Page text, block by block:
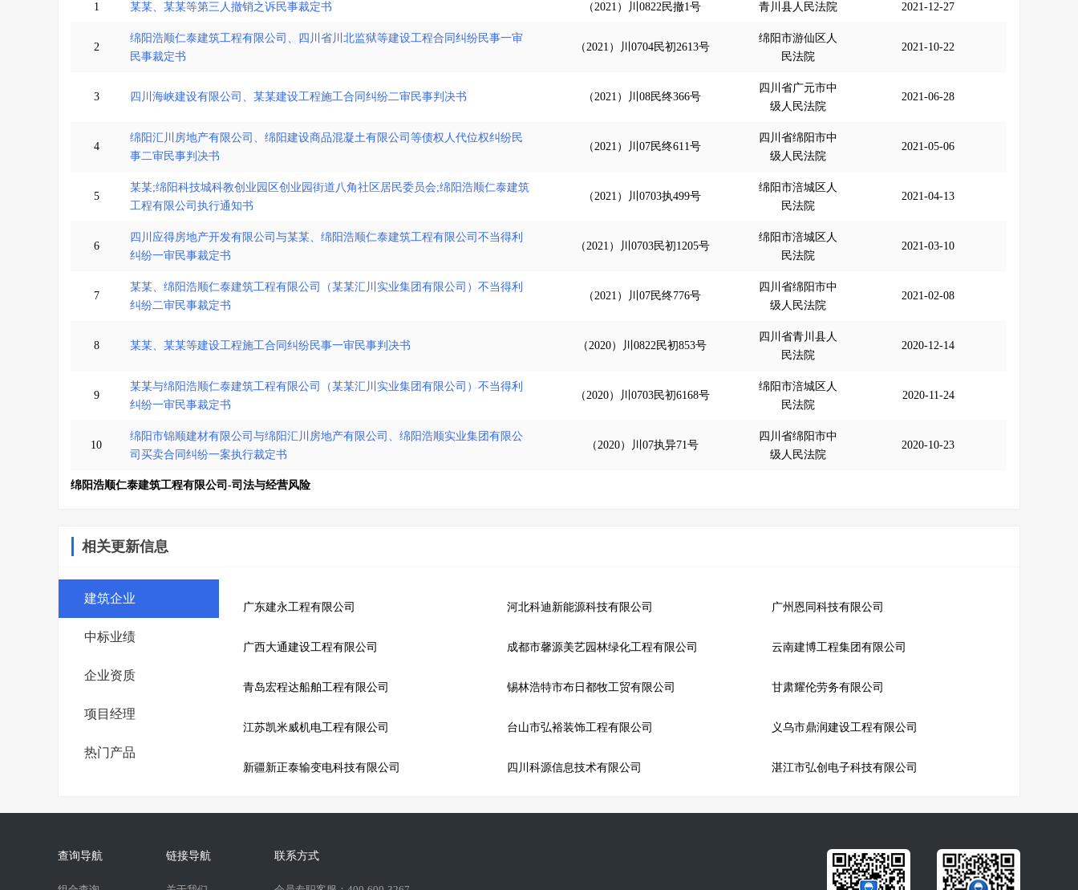
1 某某、某某等第三人撤销之诉民事裁定书 （2021）川0822民撤1号 青川县人民法院 2021-12-27
2
绵阳浩顺仁泰建筑工程有限公司、四川省川北监狱等建设工程合同纠纷民事一审
民事裁定书
（2021）川0704民初2613号
绵阳市游仙区人
民法院
2021-10-22
3 四川海峡建设有限公司、某某建设工程施工合同纠纷二审民事判决书 （2021）川08民终366号
四川省广元市中
级人民法院
2021-06-28
4
绵阳汇川房地产有限公司、绵阳建设商品混凝土有限公司等债权人代位权纠纷民
事二审民事判决书
（2021）川07民终611号
四川省绵阳市中
级人民法院
2021-05-06
5
某某;绵阳科技城科教创业园区创业园街道八角社区居民委员会;绵阳浩顺仁泰建筑
工程有限公司执行通知书
（2021）川0703执499号
绵阳市涪城区人
民法院
2021-04-13
6
四川应得房地产开发有限公司与某某、绵阳浩顺仁泰建筑工程有限公司不当得利
纠纷一审民事裁定书
（2021）川0703民初1205号
绵阳市涪城区人
民法院
2021-03-10
7
某某、绵阳浩顺仁泰建筑工程有限公司（某某汇川实业集团有限公司）不当得利
纠纷二审民事裁定书
（2021）川07民终776号
四川省绵阳市中
级人民法院
2021-02-08
8 某某、某某等建设工程施工合同纠纷民事一审民事判决书 （2020）川0822民初853号
四川省青川县人
民法院
2020-12-14
9
某某与绵阳浩顺仁泰建筑工程有限公司（某某汇川实业集团有限公司）不当得利
纠纷一审民事裁定书
（2020）川0703民初6168号
绵阳市涪城区人
民法院
2020-11-24
10
绵阳市锦顺建材有限公司与绵阳汇川房地产有限公司、绵阳浩顺实业集团有限公
司买卖合同纠纷一案执行裁定书
（2020）川07执异71号
四川省绵阳市中
级人民法院
2020-10-23
绵阳浩顺仁泰建筑工程有限公司-司法与经营风险
相关更新信息
建筑企业
中标业绩
企业资质
项目经理
热门产品
广东建永工程有限公司 河北科迪新能源科技有限公司 广州恩同科技有限公司
广西大通建设工程有限公司 成都市馨源美艺园林绿化工程有限公司 云南建博工程集团有限公司
青岛宏程达船舶工程有限公司 锡林浩特市布日都牧工贸有限公司 甘肃耀伦劳务有限公司
江苏凯米威机电工程有限公司 台山市弘裕装饰工程有限公司 义乌市鼎润建设工程有限公司
新疆新正泰输变电科技有限公司 四川科源信息技术有限公司 湛江市弘创电子科技有限公司
查询导航 链接导航 联系方式